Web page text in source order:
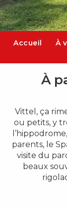
Accueil À
À
Vittel, ça
ou petits, y
parents, le
visite du
beaux